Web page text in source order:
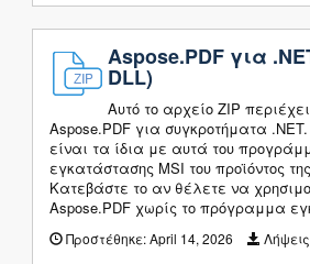
Aspose.PDF για
DLL)
Αυτό το αρχείο ZIP
Aspose.PDF για συγκροτήματα
είναι τα ίδια με αυτά του
εγκατάστασης MSI του προϊόντος
Κατεβάστε το αν θέλετε να
Aspose.PDF χωρίς το πρόγραμμα
Προστέθηκε:April 14, 2026